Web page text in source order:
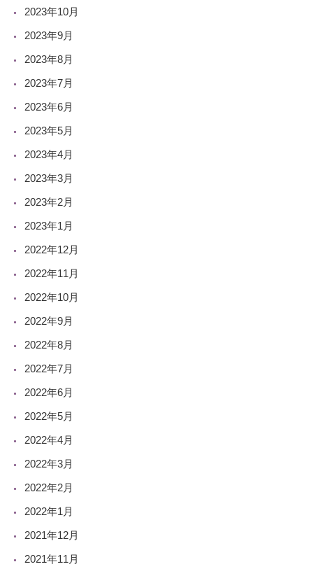
2023年10月
2023年9月
2023年8月
2023年7月
2023年6月
2023年5月
2023年4月
2023年3月
2023年2月
2023年1月
2022年12月
2022年11月
2022年10月
2022年9月
2022年8月
2022年7月
2022年6月
2022年5月
2022年4月
2022年3月
2022年2月
2022年1月
2021年12月
2021年11月